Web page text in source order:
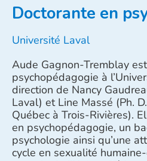
Doctorante en
Université Laval
Aude Gagnon-Tremblay
psychopédagogie à
direction de Nancy
Laval) et Line Massé (Ph.
Québec à Trois-Rivières).
en psychopédagogie, un
psychologie ainsi qu’une
cycle en sexualité